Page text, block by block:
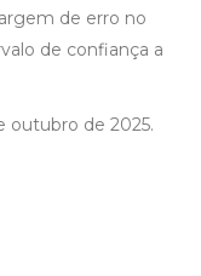
de erro no
de confiança a
outubro de 2025.